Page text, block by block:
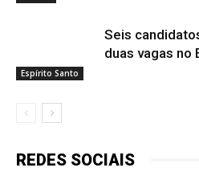
Espírito Santo
Seis
duas vagas no
REDES SOCIAIS